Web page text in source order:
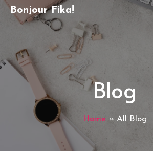
SkipBonjour Fika!
Blog
Home» All Blog